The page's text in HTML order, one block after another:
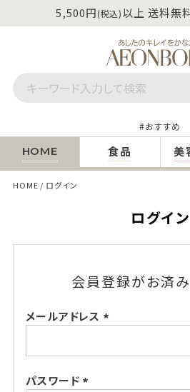
5,500円(税込)以上 送料無
おすすめ
HOME 食品 美
HOME ログイン
ログイン
会員登録がお済
メールアドレス
須)
パスワード